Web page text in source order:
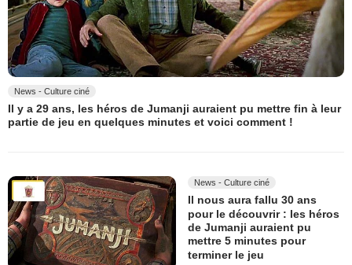
News - Culture ciné
Il y a 29 ans, les héros de Jumanji auraient pu mettre fin à leur
partie de jeu en quelques minutes et voici comment !
News - Culture ciné
Il nous aura fallu 30 ans
pour le découvrir : les héros
de Jumanji auraient pu
mettre 5 minutes pour
terminer le jeu